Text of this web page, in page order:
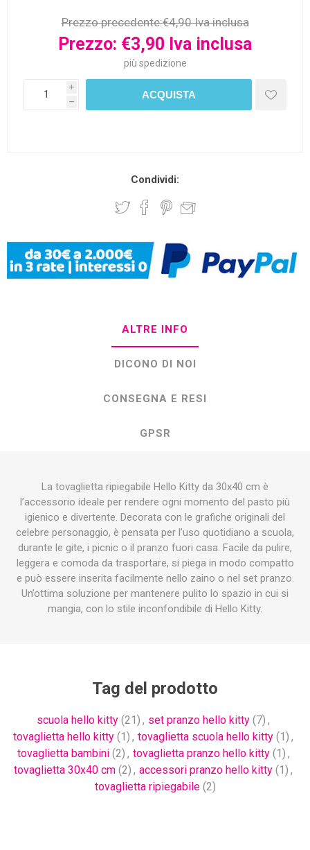
Prezzo precedente:€4,90 Iva inclusa
Prezzo: €3,90 Iva inclusa
più spedizione
i
h
Condividi:
ALTRE INFO
DICONO DI NOI
CONSEGNA E RESI
GPSR
La tovaglietta ripiegabile Hello Kitty da 30x40 cm è
l’accessorio ideale per rendere ogni momento del pasto più
igienico e divertente. Decorata con le grafiche originali del
celebre personaggio, è pensata per l’uso quotidiano a scuola,
durante le gite, i picnic o il pranzo fuori casa. Facile da pulire,
leggera e comoda da trasportare, si piega in modo compatto
e può essere inserita facilmente nello zaino o nel set pranzo.
Un’ottima soluzione per mantenere pulito lo spazio in cui si
mangia, con lo stile inconfondibile di Hello Kitty.
Tag del prodotto
scuola hello kitty (21) , set pranzo hello kitty (7) ,
tovaglietta hello kitty (1) , tovaglietta scuola hello kitty (1) ,
tovaglietta bambini (2) , tovaglietta pranzo hello kitty (1) ,
tovaglietta 30x40 cm (2) , accessori pranzo hello kitty (1) ,
tovaglietta ripiegabile (2)